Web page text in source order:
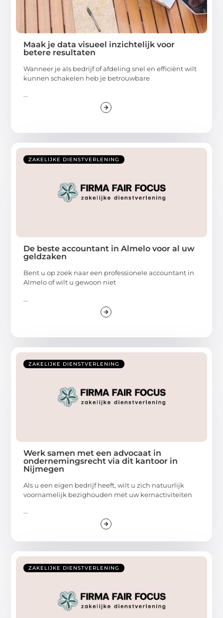
Maak je data visueel inzichtelijk voor
betere resultaten
Wanneer je als bedrijf of afdeling snel en efficiënt wilt
kunnen schakelen heb je betrouwbare
...
ZAKELIJKE DIENSTVERLENING
De beste accountant in Almelo voor al uw
geldzaken
Bent u op zoek naar een professionele accountant in
Almelo of wilt u gewoon niet
...
ZAKELIJKE DIENSTVERLENING
Werk samen met een advocaat in
ondernemingsrecht via dit kantoor in
Nijmegen
Als u een eigen bedrijf heeft, wilt u zich natuurlijk
voornamelijk bezighouden met uw kernactiviteiten
...
ZAKELIJKE DIENSTVERLENING